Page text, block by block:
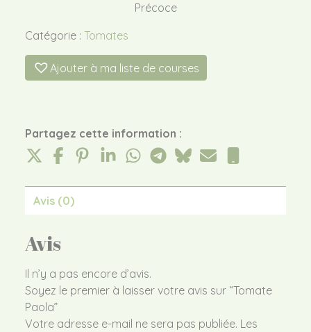
Précoce
Catégorie : Tomates
Ajouter à ma liste de courses
Partagez cette information :
Avis (0)
Avis
Il n’y a pas encore d’avis.
Soyez le premier à laisser votre avis sur “Tomate
Paola”
Votre adresse e-mail ne sera pas publiée. Les